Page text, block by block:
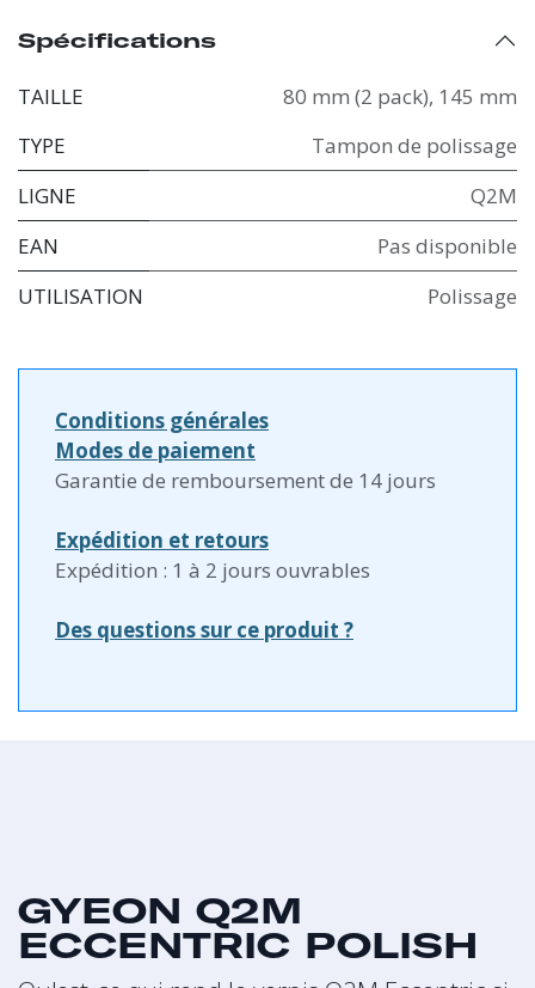
Spécifications
TAILLE 80 mm (2 pack), 145 mm
TYPE
Tampon de polissage
LIGNE
Q2M
EAN
Pas disponible
UTILISATION
Polissage
Conditions générales
Modes de paiement
Garantie de remboursement de 14 jours
Expédition et retours
Expédition : 1 à 2 jours ouvrables
Des questions sur ce produit ?
GYEON Q2M
ECCENTRIC POLISH